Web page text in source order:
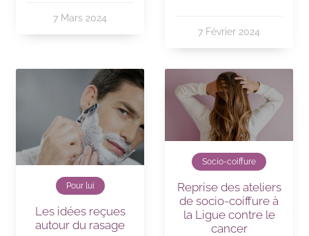
7 Mars 2024
7 Février 2024
Pour lui
Les idées reçues
autour du rasage
Socio-coiffure
Reprise des ateliers
de socio-coiffure à
la Ligue contre le
cancer